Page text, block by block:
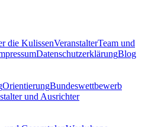
die KulissenVeranstalterTeam und
DatenschutzerklärungBlog
OrientierungBundeswettbewerb
und Ausrichter